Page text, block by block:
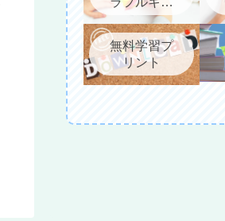
ズについて
無料学習プ
リント